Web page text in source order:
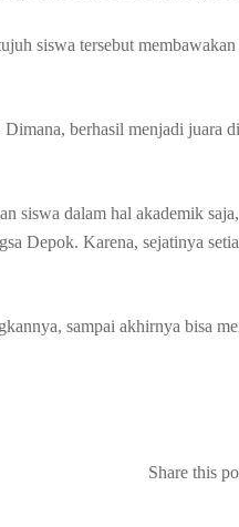
siswa tersebut
berhasil menjadi juara
siswa dalam hal akademik
Depok. Karena, sejatinya
sampai akhirnya bisa
Share this